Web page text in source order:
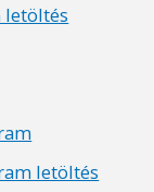
letöltés
letöltés